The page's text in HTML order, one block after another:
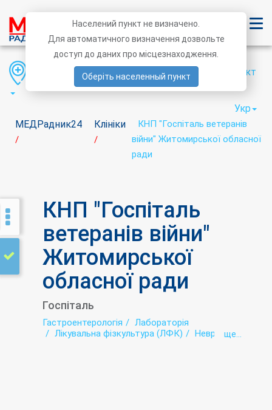
МЕДРадник24
/
Клініки
/
КНП "Госпіталь ветеранів
війни" Житомирської обласної
ради
Область Район Населений пункт
Укр
КНП "Госпіталь
ветеранів війни"
Житомирської
обласної ради
Госпіталь
Гастроентерологія
Лабораторія
Лікувальна фізкультура (ЛФК)
Неврологія
ще...
Населений пункт не визначено.
Для автоматичного визначення дозвольте
доступ до даних про місцезнаходження.
Оберіть населенный пункт